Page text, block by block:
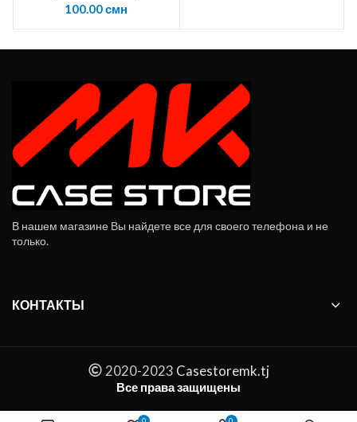
100.00смн
В нашем магазине Вы найдете все для своего телефона и не
только.
КОНТАКТЫ
2020-2023 Casestoremk.tj
Все права защищены
0
Набор отверток Xiaomi Mijia MJDDLSD003QW 24 в 1 quantity